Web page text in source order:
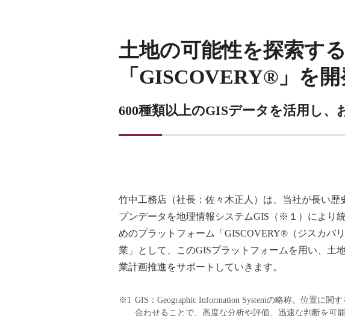
土地の可能性を探索す
「GISCOVERY®」を開
600種類以上のGISデータを活用し
竹中工務店（社長：佐々木正人）は、当社が長い
プンデータを地理情報システムGIS（※１）により
めのプラットフォーム「GISCOVERY®（ジスカバ
業」として、このGISプラットフォームを用い、土
業計画推進をサポートしていきます。
※1 GIS：Geographic Information Systemの略称。位置に
合わせることで、⾼度な分析や評価、迅速な判断を可能